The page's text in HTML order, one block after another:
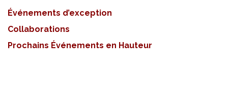
Événements d’exception
Collaborations
Prochains Événements en Hauteur